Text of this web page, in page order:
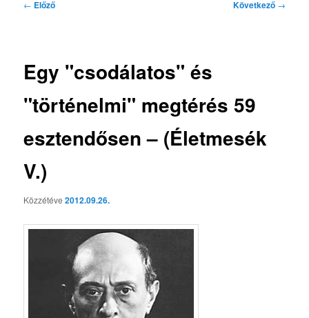
Bejegyzés
← Előző Következő →
Egy "csodálatos" és
"történelmi" megtérés 59
esztendősen – (Életmesék
V.)
Közzétéve2012.09.26.